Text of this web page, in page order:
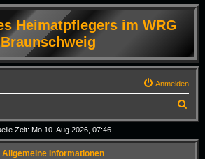
Heimatpflegers im WRG
Braunschweig
Anmelden
u
c
Zeit: Mo 10. Aug 2026, 07:46
Allgemeine Informationen